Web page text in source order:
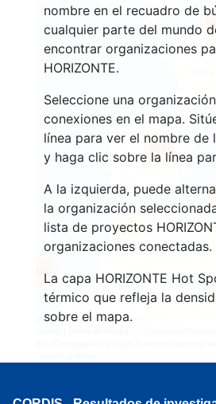
nombre en el recuadro de
cualquier parte del mundo
encontrar organizaciones
HORIZONTE.
Seleccione una
conexiones en el mapa.
línea para ver el nombre
y haga clic sobre la línea
A la izquierda, puede
la organización
lista de proyectos
organizaciones conectadas.
La capa HORIZONTE Hot
térmico que refleja la
sobre el mapa.
61
160
7531